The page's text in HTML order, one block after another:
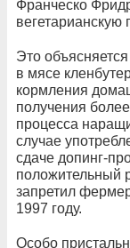
Франческо
вегетарианскую
Это
в мясе
кормления
получения
процесса
случае
сдаче допинг-
положительный
запретил
1997 году.
Особо